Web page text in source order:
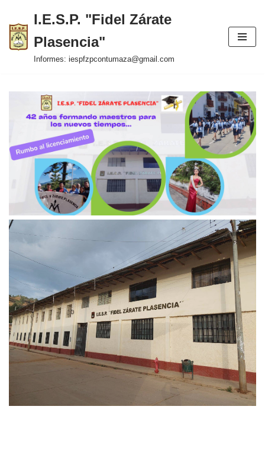
Saltar
al
contenido
I.E.S.P. "Fidel Zárate
Plasencia"
Informes: iespfzpcontumaza@gmail.com